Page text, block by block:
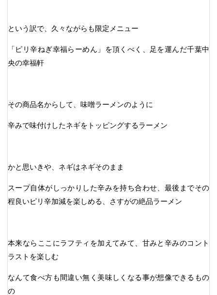
という訳で、久々ながらも限定メニュー
「ピリ辛ねぎ幸福らーめん」を頂くべく、足を運んだ千葉中
央の幸福軒
その商品名からして、味噌ラーメンのように
辛みで味付けしたネギをトッピングするラーメン
かと思いきや、ネギはネギそのまま
スープ自体がしっかりした辛みを持ち合わせ、最後までその
程良いピリ辛加減を楽しめる、さすがの絶品ラーメン
本来ならここにラフティを加えてみて、甘みと辛みのコント
ラストを楽しむ
なんて食べ方も間違い無く美味しくなる事が想像できるもの
の